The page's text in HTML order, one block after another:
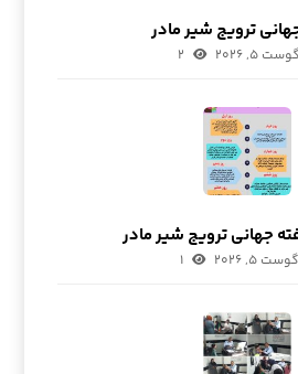
ترویج شیر مادر
۵, ۲۰۲۶ ۲
جهانی ترویج شیر مادر
۵, ۲۰۲۶ ۱